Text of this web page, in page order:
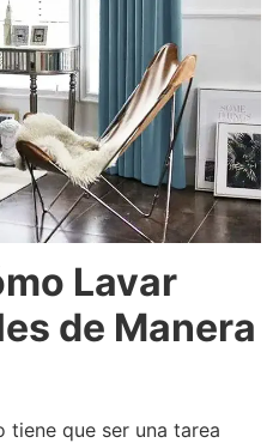
Lavar
de Manera
tiene que ser una tarea